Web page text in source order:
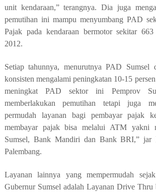
unit kendaraan,” terangnya. Dia juga
pemutihan ini mampu menyumbang PAD
Pajak pada kendaraan bermotor sekitar
2012.
Setiap tahunnya, menurutnya PAD Sumsel
konsisten mengalami peningkatan 10-15
meningkat PAD sektor ini Pemprov
memberlakukan pemutihan tetapi juga
permudah layanan bagi pembayar pajak
membayar pajak bisa melalui ATM yakni
Sumsel, Bank Mandiri dan Bank BRI,”
Palembang.
Layanan lainnya yang mempermudah
Gubernur Sumsel adalah Layanan Drive Thru